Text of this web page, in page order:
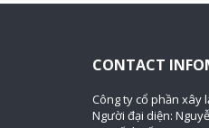
CONTACT
Công ty cổ phần xây
Người đại diện: